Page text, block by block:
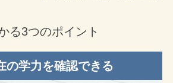
る3つのポイント
の学力を確認できる